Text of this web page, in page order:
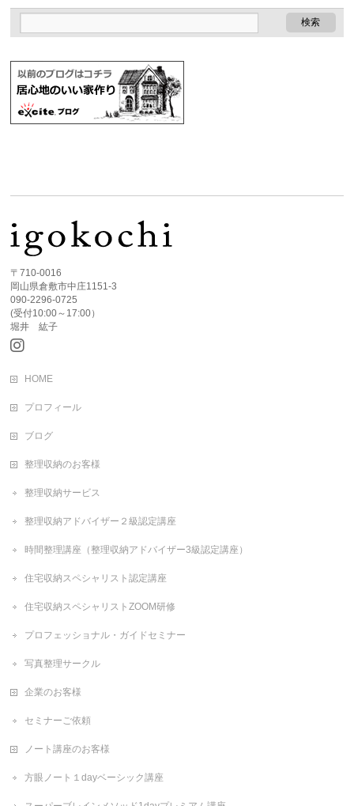
〒710-0016
岡山県倉敷市中庄1151-3
090-2296-0725
(受付10:00～17:00）
堀井 紘子
HOME
プロフィール
ブログ
整理収納のお客様
整理収納サービス
整理収納アドバイザー２級認定講座
時間整理講座（整理収納アドバイザー3級認定講座）
住宅収納スペシャリスト認定講座
住宅収納スペシャリストZOOM研修
プロフェッショナル・ガイドセミナー
写真整理サークル
企業のお客様
セミナーご依頼
ノート講座のお客様
方眼ノート１dayベーシック講座